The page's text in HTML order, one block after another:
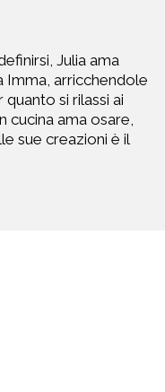
Julia ama
Imma, arricchendole
si rilassi ai
cucina ama osare,
sue creazioni è il